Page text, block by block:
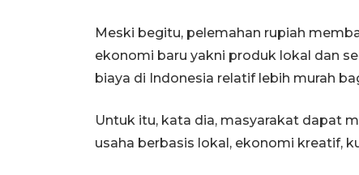
Meski begitu, pelemahan rupiah
ekonomi baru yakni produk lokal dan
biaya di Indonesia relatif lebih murah
Untuk itu, kata dia, masyarakat dapat
usaha berbasis lokal, ekonomi kreatif,